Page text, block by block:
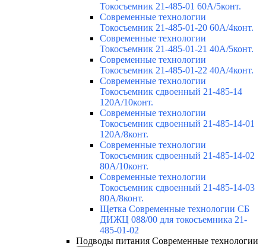
Токосъемник 21-485-01 60А/5конт.
Современные технологии
Токосъемник 21-485-01-20 60А/4конт.
Современные технологии
Токосъемник 21-485-01-21 40А/5конт.
Современные технологии
Токосъемник 21-485-01-22 40А/4конт.
Современные технологии
Токосъемник сдвоенный 21-485-14
120А/10конт.
Современные технологии
Токосъемник сдвоенный 21-485-14-01
120А/8конт.
Современные технологии
Токосъемник сдвоенный 21-485-14-02
80А/10конт.
Современные технологии
Токосъемник сдвоенный 21-485-14-03
80А/8конт.
Щетка Современные технологии СБ
ДИЖЦ 088/00 для токосъемника 21-
485-01-02
Подводы питания Современные технологии